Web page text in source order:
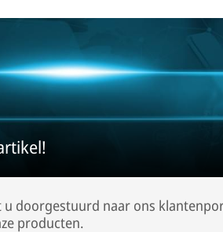
doorgestuurd naar ons
producten.